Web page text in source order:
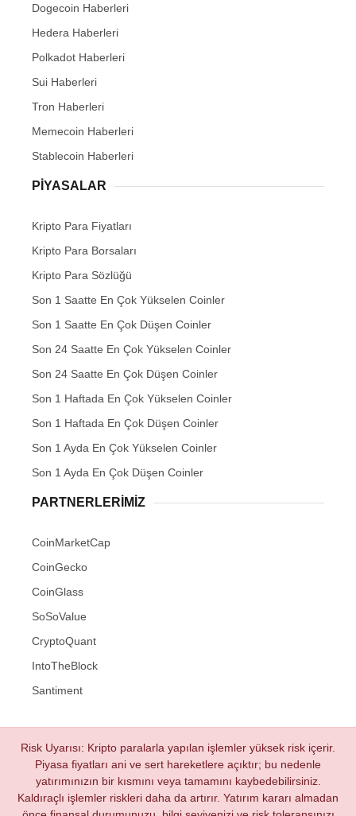
Dogecoin Haberleri
Hedera Haberleri
Polkadot Haberleri
Sui Haberleri
Tron Haberleri
Memecoin Haberleri
Stablecoin Haberleri
PIYASALAR
Kripto Para Fiyatları
Kripto Para Borsaları
Kripto Para Sözlüğü
Son 1 Saatte En Çok Yükselen Coinler
Son 1 Saatte En Çok Düşen Coinler
Son 24 Saatte En Çok Yükselen Coinler
Son 24 Saatte En Çok Düşen Coinler
Son 1 Haftada En Çok Yükselen Coinler
Son 1 Haftada En Çok Düşen Coinler
Son 1 Ayda En Çok Yükselen Coinler
Son 1 Ayda En Çok Düşen Coinler
PARTNERLERIMIZ
CoinMarketCap
CoinGecko
CoinGlass
SoSoValue
CryptoQuant
IntoTheBlock
Santiment
Risk Uyarısı: Kripto paralarla yapılan işlemler yüksek risk içerir.
Piyasa fiyatları ani ve sert hareketlere açıktır; bu nedenle
yatırımınızın bir kısmını veya tamamını kaybedebilirsiniz.
Kaldıraçlı işlemler riskleri daha da artırır. Yatırım kararı almadan